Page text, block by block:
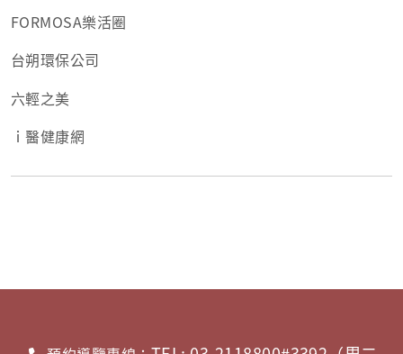
FORMOSA樂活圈
台朔環保公司
六輕之美
ｉ醫健康網